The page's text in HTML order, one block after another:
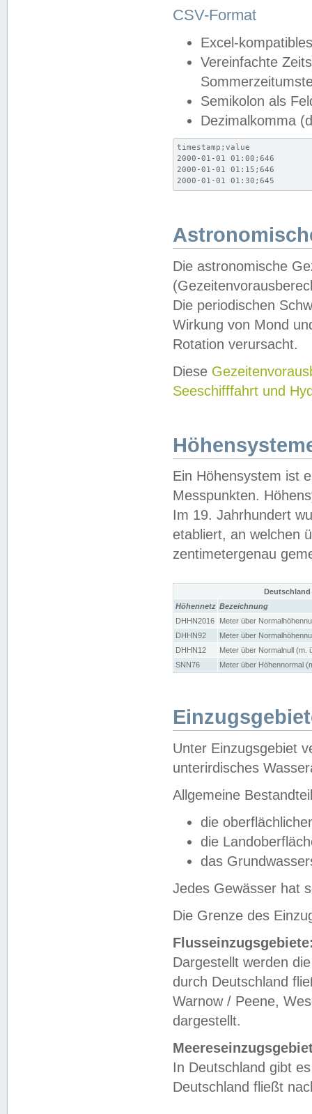
CSV-Format
Excel-
Vereinfachte
Semikolon als
Dezimalkomma
timestamp;value
2000-01-01 01:00;646
2000-01-01 01:15;646
2000-01-01 01:30;645
Die astronomische
Die periodischen
Wirkung von Mond
Rotation verursacht.
Diese
Seeschifffahrt und
Ein Höhensystem ist
Messpunkten.
Im 19. Jahrhundert
etabliert, an welchen
zentimetergenau
Höhennetz Bezeichnung
DHHN2016
Meter über
DHHN92
Meter über
DHHN12
Meter über Normalnull (m.
SNN76
Meter über Höhennormal
Unter Einzugsgebiet
unterirdisches
Allgemeine
die
die
das
Jedes Gewässer hat
Die Grenze des
Dargestellt werden
durch Deutschland
Warnow / Peene,
dargestellt.
In Deutschland gibt
Deutschland fließt